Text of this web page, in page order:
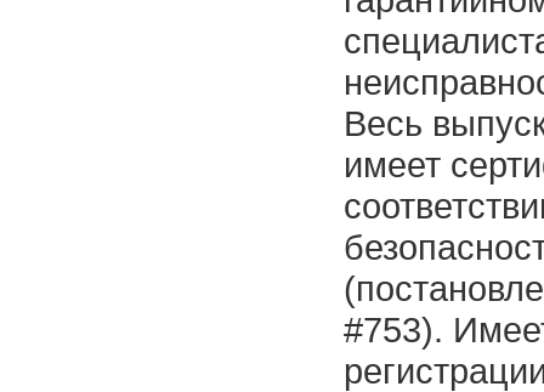
Весь
имеет
#753).